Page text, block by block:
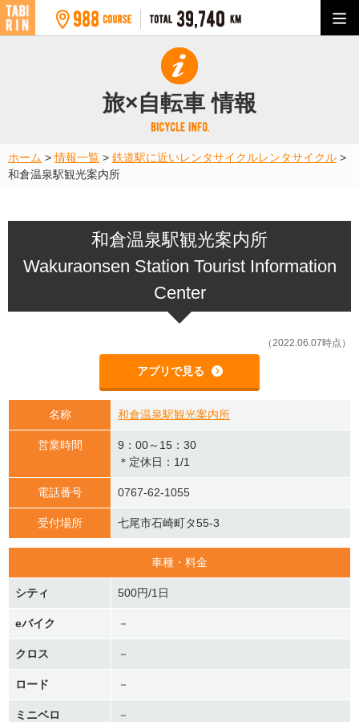
旅×自転車 情報
ホーム >情報一覧 > 鉄道駅に近いレンタサイクルレンタサイクル >
和倉温泉駅観光案内所
和倉温泉駅観光案内所
Wakuraonsen Station Tourist Information
Center
（2022.06.07時点）
アプリで見る
名称 和倉温泉駅観光案内所
営業時間
9：00～15：30
＊定休日：1/1
電話番号 0767-62-1055
受付場所 七尾市石崎町タ55-3
車種・料金
シティ 500円/1日
eバイク －
クロス －
ロード －
ミニベロ －